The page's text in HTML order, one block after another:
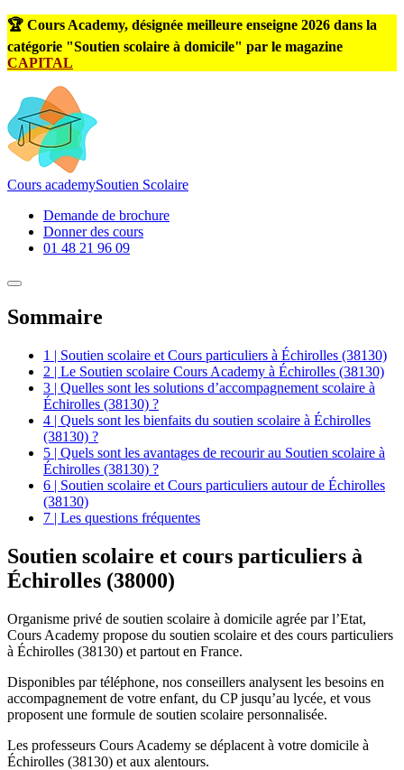
🏆 Cours Academy, désignée meilleure enseigne 2026 dans la
catégorie "Soutien scolaire à domicile" par le magazine
CAPITAL
Cours academySoutien Scolaire
Demande de brochure
Donner des cours
01 48 21 96 09
Sommaire
1 | Soutien scolaire et Cours particuliers à Échirolles (38130)
2 | Le Soutien scolaire Cours Academy à Échirolles (38130)
3 | Quelles sont les solutions d’accompagnement scolaire à
Échirolles (38130) ?
4 | Quels sont les bienfaits du soutien scolaire à Échirolles
(38130) ?
5 | Quels sont les avantages de recourir au Soutien scolaire à
Échirolles (38130) ?
6 | Soutien scolaire et Cours particuliers autour de Échirolles
(38130)
7 | Les questions fréquentes
Soutien scolaire et cours particuliers à
Échirolles (38000)
Organisme privé de soutien scolaire à domicile agrée par l’Etat,
Cours Academy propose du soutien scolaire et des cours particuliers
à Échirolles (38130) et partout en France.
Disponibles par téléphone, nos conseillers analysent les besoins en
accompagnement de votre enfant, du CP jusqu’au lycée, et vous
proposent une formule de soutien scolaire personnalisée.
Les professeurs Cours Academy se déplacent à votre domicile à
Échirolles (38130) et aux alentours.